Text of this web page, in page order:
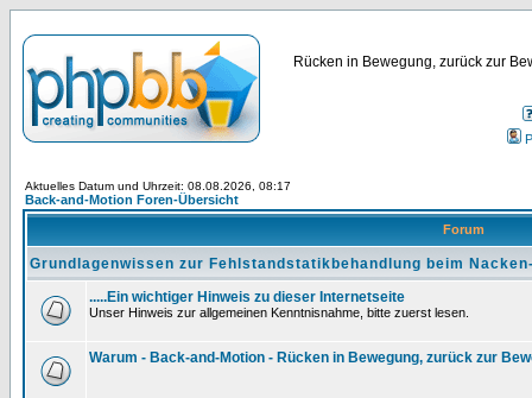
Rücken in Bewegung, zurück zur
Aktuelles Datum und Uhrzeit: 08.08.2026, 08:17
Back-and-Motion Foren-Übersicht
Forum
Grundlagenwissen zur Fehlstandstatikbehandlung beim
.....Ein wichtiger Hinweis zu dieser Internetseite
Unser Hinweis zur allgemeinen Kenntnisnahme, bitte zuerst lesen.
Warum - Back-and-Motion - Rücken in Bewegung, zurück zur